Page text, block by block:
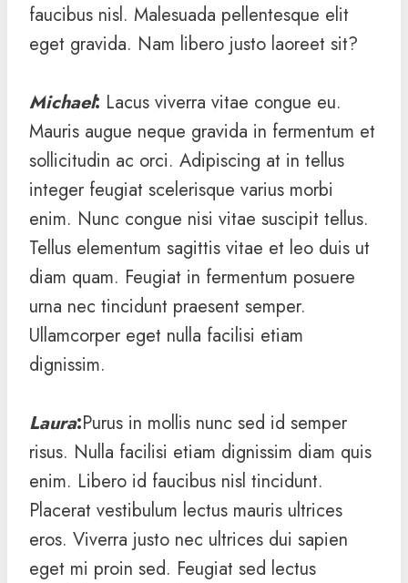
faucibus nisl. Malesuada pellentesque elit
eget gravida. Nam libero justo laoreet sit?
Michael: Lacus viverra vitae congue eu.
Mauris augue neque gravida in fermentum et
sollicitudin ac orci. Adipiscing at in tellus
integer feugiat scelerisque varius morbi
enim. Nunc congue nisi vitae suscipit tellus.
Tellus elementum sagittis vitae et leo duis ut
diam quam. Feugiat in fermentum posuere
urna nec tincidunt praesent semper.
Ullamcorper eget nulla facilisi etiam
dignissim.
Laura:Purus in mollis nunc sed id semper
risus. Nulla facilisi etiam dignissim diam quis
enim. Libero id faucibus nisl tincidunt.
Placerat vestibulum lectus mauris ultrices
eros. Viverra justo nec ultrices dui sapien
eget mi proin sed. Feugiat sed lectus